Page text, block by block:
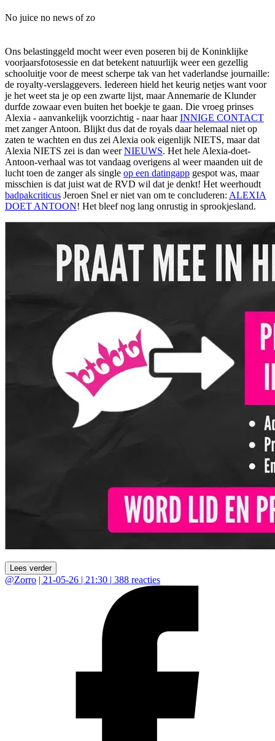
No juice no news of zo
Ons belastinggeld mocht weer even poseren bij de Koninklijke
voorjaarsfotosessie en dat betekent natuurlijk weer een gezellig
schooluitje voor de meest scherpe tak van het vaderlandse journaille:
de royalty-verslaggevers. Iedereen hield het keurig netjes want voor
je het weet sta je op een zwarte lijst, maar Annemarie de Klunder
durfde zowaar even buiten het boekje te gaan. Die vroeg prinses
Alexia - aanvankelijk voorzichtig - naar haarINNIGE CONTACT
met zanger Antoon. Blijkt dus dat de royals daar helemaal niet op
zaten te wachten en dus zei Alexia ook eigenlijk NIETS, maar dat
Alexia NIETS zei is dan weerNIEUWS. Het hele Alexia-doet-
Antoon-verhaal was tot vandaag overigens al weer maanden uit de
lucht toen de zanger als single op een datingapp gespot was, maar
misschien is dat juist wat de RVD wil dat je denkt! Het weerhoudt
badpakcriticus Jeroen Snel er niet van om te concluderen: ALEXIA
DOET ANTOON! Het bleef nog lang onrustig in sprookjesland.
Lees verder
@Zorro | 21-05-26 | 21:30 | 388 reacties